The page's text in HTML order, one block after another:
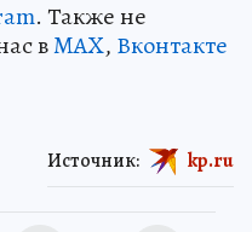
свое мнение
. Также не
в